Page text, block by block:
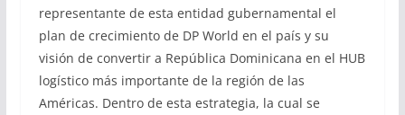
representante de esta entidad gubernamental el
plan de crecimiento de DP World en el país y su
visión de convertir a República Dominicana en el HUB
logístico más importante de la región de las
Américas. Dentro de esta estrategia, la cual se